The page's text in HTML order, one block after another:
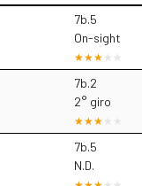
7b.5
On-sight
7b.2
2° giro
7b.5
N.D.